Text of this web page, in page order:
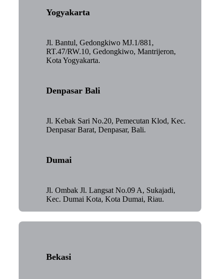
Yogyakarta
Jl. Bantul, Gedongkiwo MJ.1/881,
RT.47/RW.10, Gedongkiwo, Mantrijeron,
Kota Yogyakarta.
Denpasar Bali
Jl. Kebak Sari No.20, Pemecutan Klod, Kec.
Denpasar Barat, Denpasar, Bali.
Dumai
Jl. Ombak Jl. Langsat No.09 A, Sukajadi,
Kec. Dumai Kota, Kota Dumai, Riau.
Bekasi